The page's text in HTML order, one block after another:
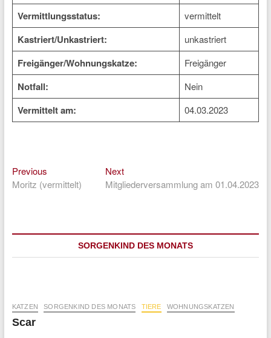
Vermittlungsstatus: vermittelt
Kastriert/Unkastriert: unkastriert
Freigänger/Wohnungskatze: Freigänger
Notfall: Nein
Vermittelt am: 04.03.2023
Beitragsnavigation
PreviousPrevious
post:
Moritz (vermittelt)
NextNext
post:
Mitgliederversammlung am 01.04.2023
SORGENKIND DES MONATS
KATZEN SORGENKIND DES MONATS TIERE WOHNUNGSKATZEN
Scar